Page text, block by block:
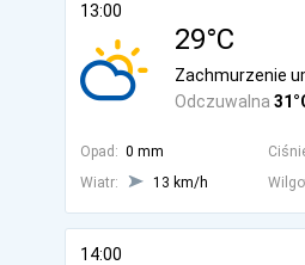
13:00
29°C
Odczuwalna
Zachmurzenie
Opad: 0 mm
Wiatr:
13 km/h
14:00